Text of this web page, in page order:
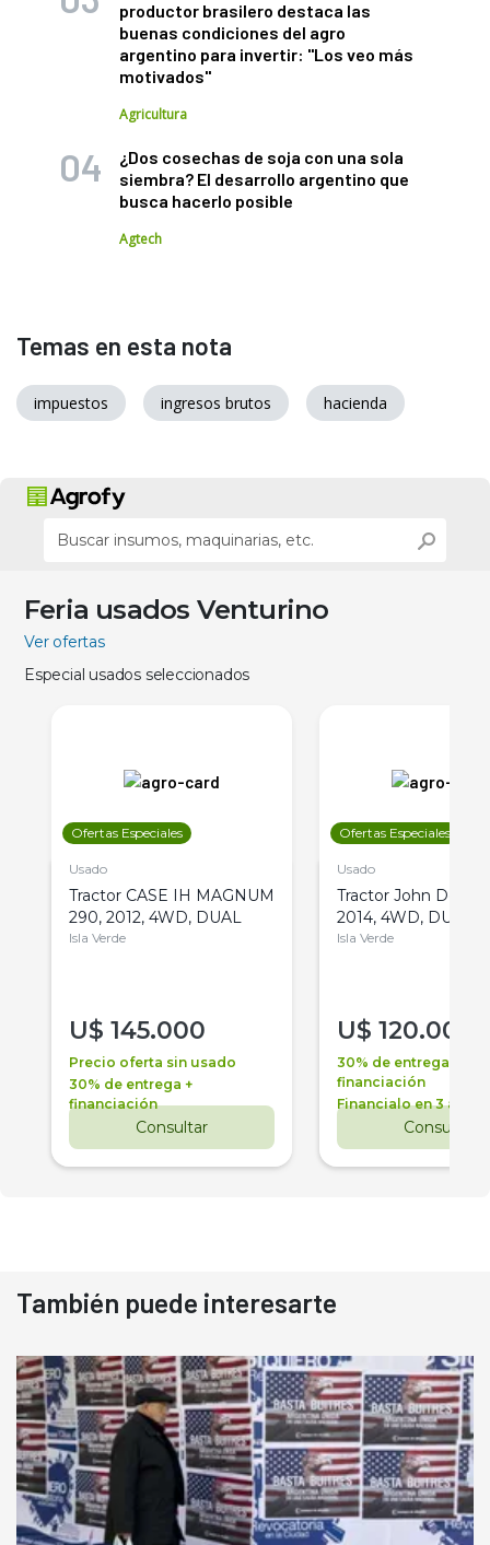
productor brasilero destaca las
buenas condiciones del agro
argentino para invertir: "Los veo más
motivados"
Agricultura
¿Dos cosechas de soja con una sola
siembra? El desarrollo argentino que
busca hacerlo posible
Agtech
Temas en esta nota
impuestos ingresos brutos hacienda
Feria usados Venturino
Ver ofertas
Especial usados seleccionados
Ofertas Especiales
Usado
Tractor CASE IH MAGNUM
290, 2012, 4WD, DUAL
Isla Verde
U$ 145.000
Precio oferta sin usado
30% de entrega +
financiación
Consultar
Ofertas Especiales
Usado
Tractor John Deere
2014, 4WD, DUAL
Isla Verde
U$ 120.000
30% de entrega +
financiación
Financialo en 3 años
Consultar
También puede interesarte